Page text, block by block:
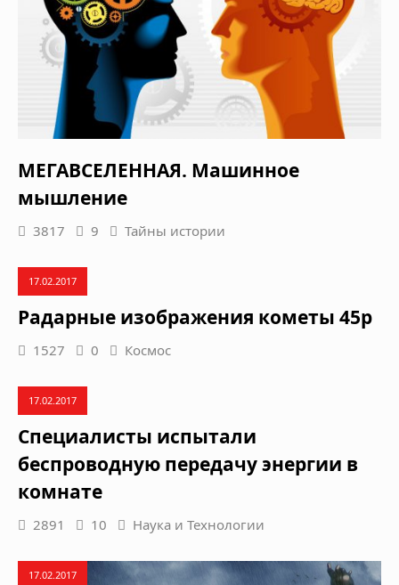
МЕГАВСЕЛЕННАЯ. Машинное
мышление
3817 9 Тайны истории
17.02.2017
Радарные изображения кометы 45p
1527 0 Космос
17.02.2017
Специалисты испытали
беспроводную передачу энергии в
комнате
2891 10 Наука и Технологии
17.02.2017